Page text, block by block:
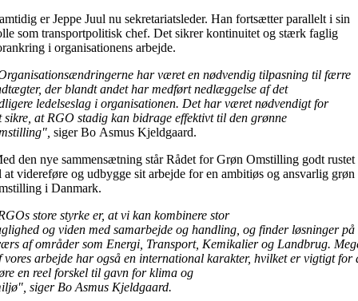
er Jeppe Juul nu sekretariatsleder. Han fortsætter parallelt i sin
som transportpolitisk chef. Det sikrer kontinuitet og stærk faglig
i organisationens arbejde.
har været en nødvendig tilpasning til færre
der blandt andet har medført nedlæggelse af det
ledelseslag i organisationen. Det har været nødvendigt for
sikre, at RGO stadig kan bidrage effektivt til den grønne
siger Bo Asmus Kjeldgaard.
den nye sammensætning står Rådet for Grøn Omstilling godt rustet
at videreføre og udbygge sit arbejde for en ambitiøs og ansvarlig grøn
i Danmark.
store styrke er, at vi kan kombinere stor
og viden med samarbejde og handling, og finder løsninger på
af områder som Energi, Transport, Kemikalier og Landbrug.
vores arbejde har også en international karakter, hvilket er vigtigt for
en reel forskel til gavn for klima og
siger Bo Asmus Kjeldgaard.